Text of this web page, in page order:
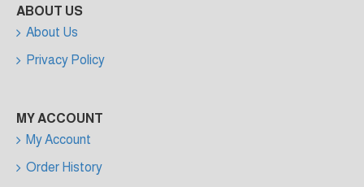
ABOUT US
About Us
Privacy Policy
MY ACCOUNT
My Account
Order History